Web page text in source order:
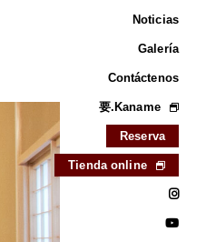
Noticias
Galería
Contáctenos
要.Kaname
Reserva
Tienda online